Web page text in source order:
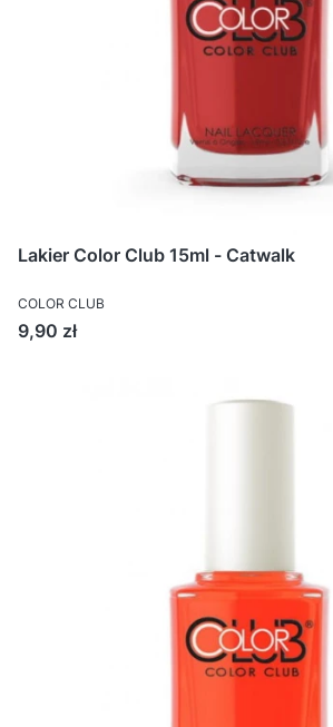
Lakier Color Club 15ml - Catwalk
COLOR CLUB
Cena
9,90 zł